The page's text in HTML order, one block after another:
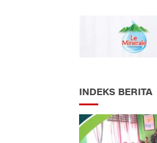
INDEKS BERITA